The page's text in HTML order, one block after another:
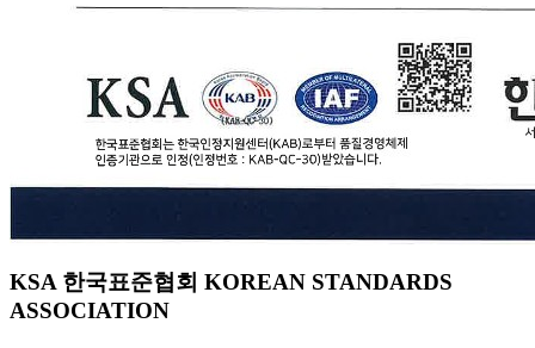
KSA 한국표준협회 KOREAN STANDARDS
ASSOCIATION